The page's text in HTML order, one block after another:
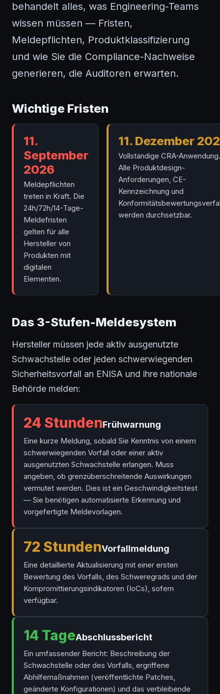
behandelt alles, was Engineering-Teams
wissen müssen — Fristen,
Meldepflichten, Produktklassifizierung
und wie Sie die Compliance-Nachweise
generieren, die Auditoren erwarten.
Wichtige Fristen
11.
September
2026
Meldepflichten
treten in Kraft. Die
24h/72h/14-Tage-
Meldefristen
gelten für alle
Hersteller von
Produkten mit
digitalen
Elementen.
11. Dezember
Vollständige CRA-Anwendung.
Alle Produktdesign-
Anforderungen, CE-
Kennzeichnung und
werden durchsetzbar.
Das 3-Stufen-Meldesystem
Hersteller müssen jede aktiv ausgenutzte
Schwachstelle oder jeden schwerwiegenden
Sicherheitsvorfall an ENISA und ihre nationale
Behörde melden:
24 StundenFrühwarnung
Eine kurze Meldung, sobald Sie Kenntnis von einem
schwerwiegenden Vorfall oder einer aktiv
ausgenutzten Schwachstelle erlangen. Muss
angeben, ob grenzüberschreitende Auswirkungen
vermutet werden. Dies ist ein Geschwindigkeitstest
— Sie benötigen automatisierte Erkennung und
vorgefertigte Meldevorlagen.
72 StundenVorfallmeldung
Eine detaillierte Aktualisierung mit einer ersten
Bewertung des Vorfalls, des Schweregrads und der
Kompromittierungsindikatoren (IoCs), sofern
verfügbar.
14 TageAbschlussbericht
Ein umfassender Bericht: Beschreibung der
Schwachstelle oder des Vorfalls, ergriffene
Abhilfemaßnahmen (veröffentlichte Patches,
geänderte Konfigurationen) und das verbleibende